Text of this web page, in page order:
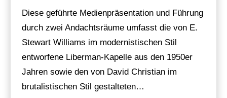
Diese geführte Medienpräsentation und Führung
durch zwei Andachtsräume umfasst die von E.
Stewart Williams im modernistischen Stil
entworfene Liberman-Kapelle aus den 1950er
Jahren sowie den von David Christian im
brutalistischen Stil gestalteten…